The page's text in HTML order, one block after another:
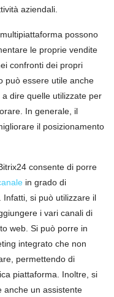
aziendali.
possono
le proprie vendite
confronti dei propri
può essere utile anche
dire quelle utilizzate per
In generale, il
il posizionamento
consente di porre
in grado di
si può utilizzare il
i vari canali di
web. Si può porre in
integrato che non
permettendo di
piattaforma. Inoltre, si
anche un assistente